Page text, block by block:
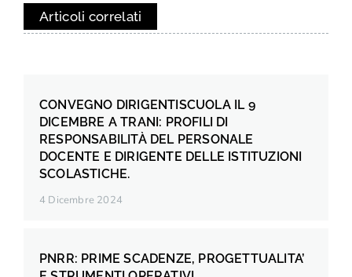
Articoli correlati
CONVEGNO DIRIGENTISCUOLA IL 9
DICEMBRE A TRANI: PROFILI DI
RESPONSABILITÀ DEL PERSONALE
DOCENTE E DIRIGENTE DELLE ISTITUZIONI
SCOLASTICHE.
4 Dicembre 2024
PNRR: PRIME SCADENZE, PROGETTUALITA’